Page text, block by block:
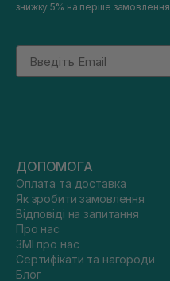
знижку 5% на перше замовлення
Email
ДОПОМОГА
Оплата та доставка
Як зробити замовлення
Відповіді на запитання
Про нас
ЗМІ про нас
Сертифікати та нагороди
Блог